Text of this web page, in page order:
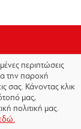
περιπτώσεις
την παροχή
σας. Κάνοντας κλικ
μας,
πολιτική μας.